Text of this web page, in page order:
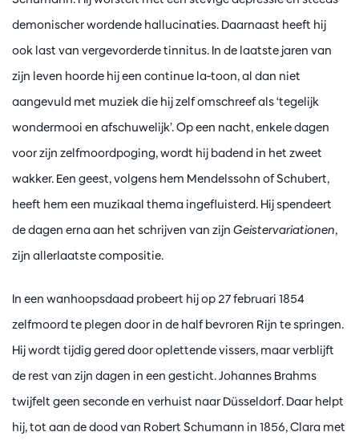
demonischer wordende hallucinaties. Daarnaast heeft hij
ook last van vergevorderde tinnitus. In de laatste jaren van
zijn leven hoorde hij een continue la-toon, al dan niet
aangevuld met muziek die hij zelf omschreef als ‘tegelijk
wondermooi en afschuwelijk’. Op een nacht, enkele dagen
voor zijn zelfmoordpoging, wordt hij badend in het zweet
wakker. Een geest, volgens hem Mendelssohn of Schubert,
heeft hem een muzikaal thema ingefluisterd. Hij spendeert
de dagen erna aan het schrijven van zijn Geistervariationen,
zijn allerlaatste compositie.
In een wanhoopsdaad probeert hij op 27 februari 1854
zelfmoord te plegen door in de half bevroren Rijn te springen.
Hij wordt tijdig gered door oplettende vissers, maar verblijft
de rest van zijn dagen in een gesticht. Johannes Brahms
twijfelt geen seconde en verhuist naar Düsseldorf. Daar helpt
hij, tot aan de dood van Robert Schumann in 1856, Clara met